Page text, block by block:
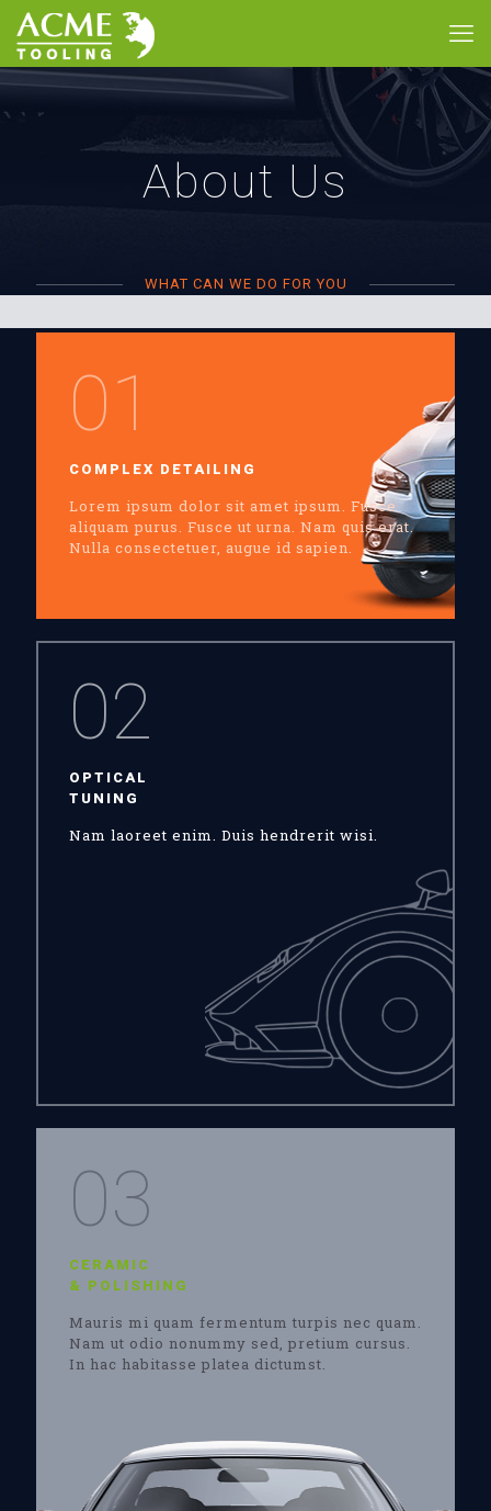
About Us
WHAT CAN WE DO FOR YOU
01
COMPLEX DETAILING
Lorem ipsum dolor sit amet ipsum. Fusce
aliquam purus. Fusce ut urna. Nam quis erat.
Nulla consectetuer, augue id sapien.
02
OPTICAL
TUNING
Nam laoreet enim. Duis hendrerit wisi.
03
CERAMIC
& POLISHING
Mauris mi quam fermentum turpis nec quam.
Nam ut odio nonummy sed, pretium cursus.
In hac habitasse platea dictumst.